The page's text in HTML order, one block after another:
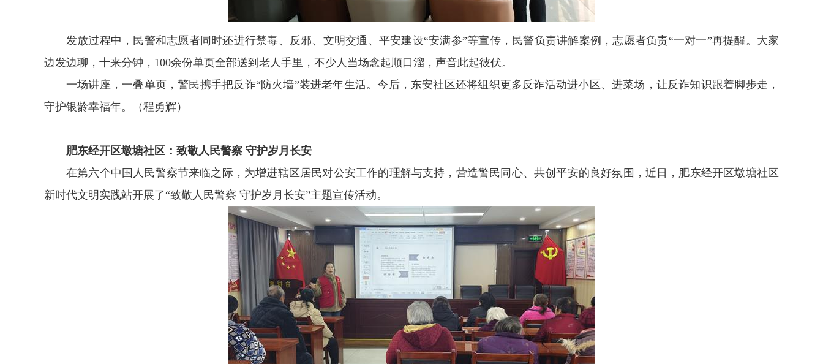
发放过程中，民警和志愿者同时还进行禁毒、反邪、文明交通、平安建设“安满参”等宣传，民警负责讲解案例，志愿者负责“一对一”再提醒。大家
边发边聊，十来分钟，100余份单页全部送到老人手里，不少人当场念起顺口溜，声音此起彼伏。
一场讲座，一叠单页，警民携手把反诈“防火墙”装进老年生活。今后，东安社区还将组织更多反诈活动进小区、进菜场，让反诈知识跟着脚步走，
守护银龄幸福年。（程勇辉）
肥东经开区墩塘社区：致敬人民警察 守护岁月长安
在第六个中国人民警察节来临之际，为增进辖区居民对公安工作的理解与支持，营造警民同心、共创平安的良好氛围，近日，肥东经开区墩塘社区
新时代文明实践站开展了“致敬人民警察 守护岁月长安”主题宣传活动。